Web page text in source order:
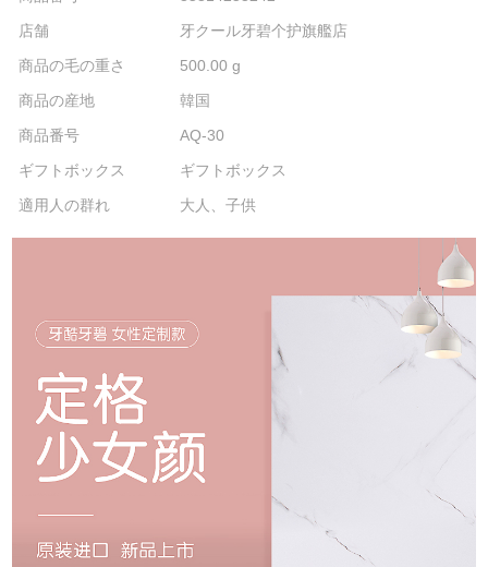
店舗
牙クール牙碧个护旗艦店
商品の毛の重さ
500.00 g
商品の産地
韓国
商品番号
AQ-30
ギフトボックス
ギフトボックス
適用人の群れ
大人、子供